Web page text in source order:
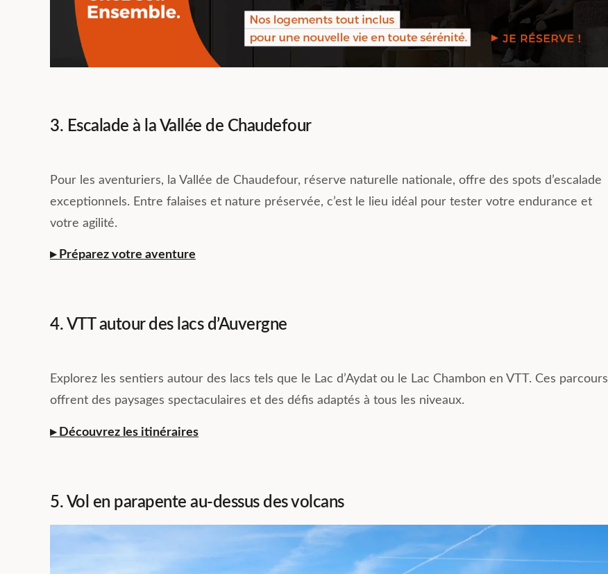
3. Escalade à la Vallée de Chaudefour
Pour les aventuriers, la Vallée de Chaudefour, réserve naturelle nationale, offre des spots d’escalade
exceptionnels. Entre falaises et nature préservée, c’est le lieu idéal pour tester votre endurance et
votre agilité.
▸ Préparez votre aventure
4. VTT autour des lacs d’Auvergne
Explorez les sentiers autour des lacs tels que le Lac d’Aydat ou le Lac Chambon en VTT. Ces parcours
offrent des paysages spectaculaires et des défis adaptés à tous les niveaux.
▸ Découvrez les itinéraires
5. Vol en parapente au-dessus des volcans